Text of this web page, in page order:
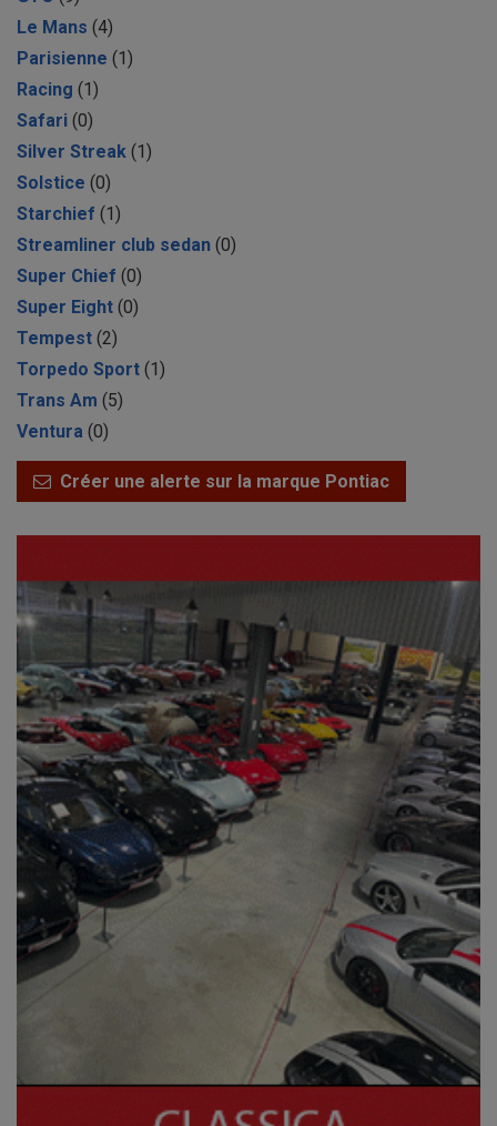
Le Mans (4)
Parisienne (1)
Racing (1)
Safari (0)
Silver Streak (1)
Solstice (0)
Starchief (1)
Streamliner club sedan (0)
Super Chief (0)
Super Eight (0)
Tempest (2)
Torpedo Sport (1)
Trans Am (5)
Ventura (0)
Créer une alerte sur la marque Pontiac